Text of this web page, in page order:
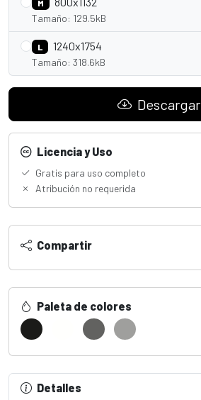
M
Tamaño: 129.5kB
L 1240x1754
Tamaño: 318.6kB
Descargar
Licencia y Uso
Gratis para uso completo
Atribución no requerida
Compartir
Paleta de colores
Detalles